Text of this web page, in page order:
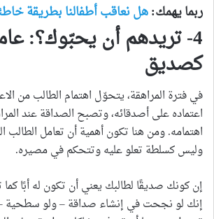
ربما يهمك:هل نعاقب أطفالنا بطريقة
4- تريدهم أن يحبّوك؟:
كصديق
في فترة المراهقة، يتحوّل اهتمام الطالب من
اعتماده على أصدقائه، وتصبح الصداقة عند
اهتمامه. ومن هنا تكون أهمية أن تعامل
وليس كسلطة تعلو عليه وتتحكم في مصيره.
إن كونك صديقًا لطالبك يعني أن تكون له أبًا كما
إنك لو نجحت في إنشاء صداقة – ولو سطحية –